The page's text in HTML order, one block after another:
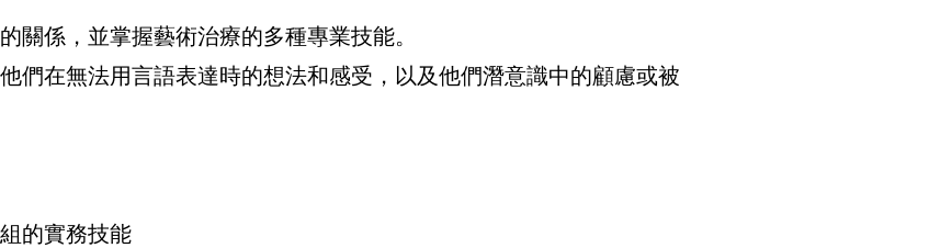
關係，並掌握藝術治療的多種專業技能。
們在無法用言語表達時的想法和感受，以及他們潛意識中的顧慮或被
的實務技能